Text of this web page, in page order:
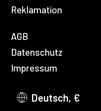
Reklamation
AGB
Datenschutz
Impressum
Deutsch, €